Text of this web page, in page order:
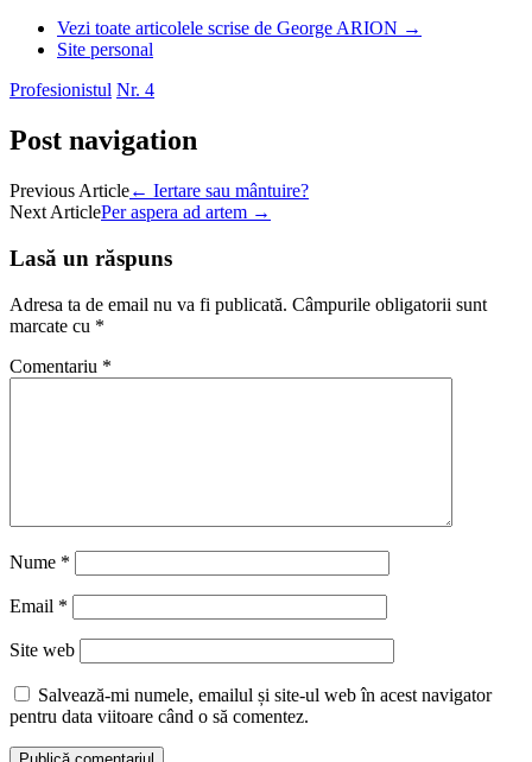
Vezi toate articolele scrise de George ARION →
Site personal
Profesionistul Nr. 4
Post navigation
Previous Article← Iertare sau mântuire?
Next ArticlePer aspera ad artem →
Lasă un răspuns
Adresa ta de email nu va fi publicată. Câmpurile obligatorii sunt
marcate cu *
Comentariu *
Nume *
Email *
Site web
Salvează-mi numele, emailul și site-ul web în acest navigator
pentru data viitoare când o să comentez.